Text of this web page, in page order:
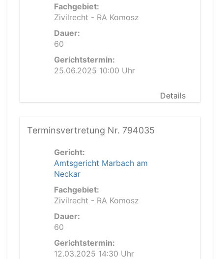
Fachgebiet:
Zivilrecht - RA Komosz
Dauer:
60
Gerichtstermin:
25.06.2025 10:00 Uhr
Details
Terminsvertretung Nr. 794035
Gericht:
Amtsgericht Marbach am
Neckar
Fachgebiet:
Zivilrecht - RA Komosz
Dauer:
60
Gerichtstermin:
12.03.2025 14:30 Uhr